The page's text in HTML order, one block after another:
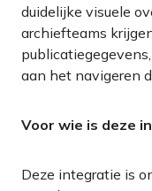
duidelijke visuele
archiefteams
aan het navigeren
Voor wie is deze
Deze integratie is